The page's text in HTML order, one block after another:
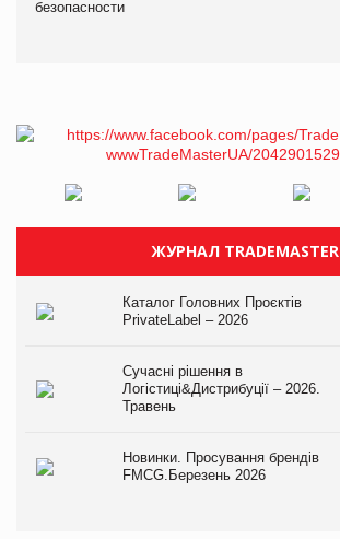
безопасности
ЖУРНАЛ TRADEMASTER
Каталог Головних Проєктів
PrivateLabel – 2026
Сучасні рішення в
Логістиці&Дистрибуції – 2026.
Травень
Новинки. Просування брендів
FMCG.Березень 2026